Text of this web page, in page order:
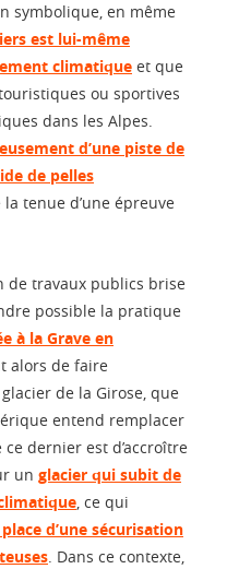
symbolique, en même
est lui-même
climatique et que
ou sportives
dans les Alpes.
d’une piste de
de pelles
tenue d’une épreuve
de travaux publics brise
possible la pratique
à la Grave en
alors de faire
de la Girose, que
entend remplacer
dernier est d’accroître
un glacier qui subit de
, ce qui
d’une sécurisation
. Dans ce contexte,